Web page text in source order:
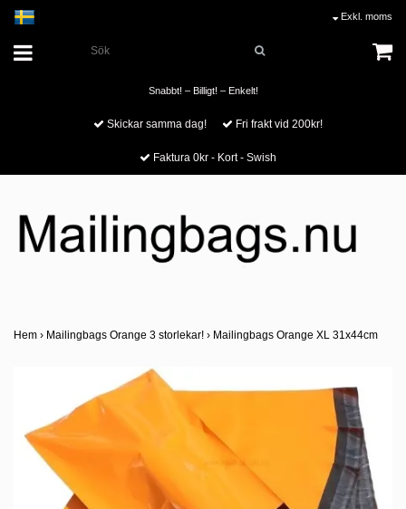
Exkl. moms
Snabbt! – Billigt! – Enkelt!
Skickar samma dag! Fri frakt vid 200kr!
Faktura 0kr - Kort - Swish
Hem › Mailingbags Orange 3 storlekar! › Mailingbags Orange XL 31x44cm